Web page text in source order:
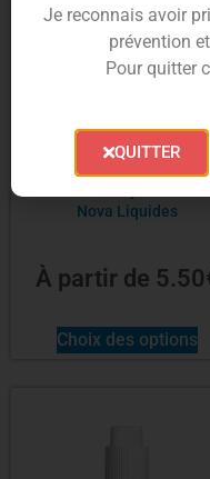
Nova Liquides
À partir de 5.50
Choix des options
Je reconnais avoir
prévention
Pour quitter
QUITTER